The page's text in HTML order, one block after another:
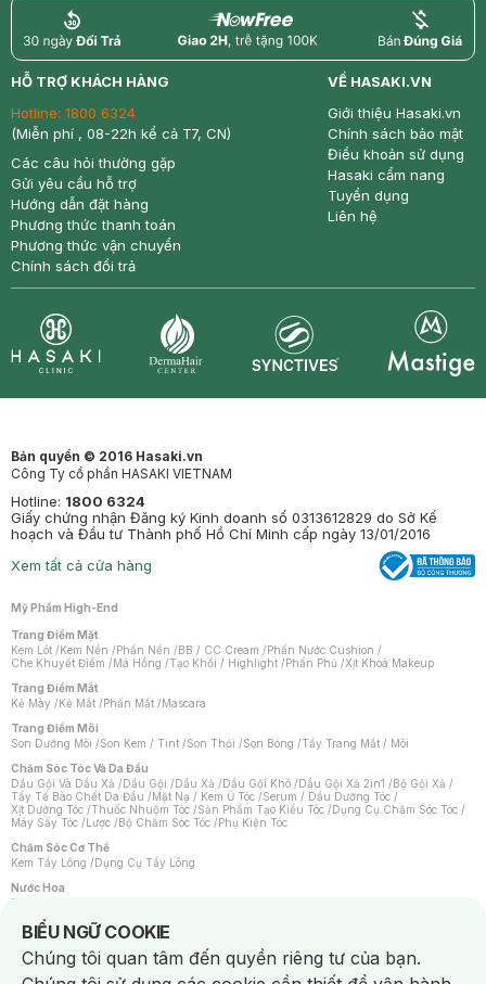
return nowfree price
HỖ TRỢ KHÁCH HÀNG
Hotline: 1800 6324
(Miễn phí , 08-22h kể cả T7, CN)
Các câu hỏi thường gặp
Gửi yêu cầu hỗ trợ
Hướng dẫn đặt hàng
Phương thức thanh toán
Phương thức vận chuyển
Chính sách đổi trả
VỀ HASAKI.VN
Giới thiệu Hasaki.vn
Chính sách bảo mật
Điều khoản sử dụng
Hasaki cẩm nang
Tuyển dụng
Liên hệ
Bản quyền © 2016 Hasaki.vn
Công Ty cổ phần HASAKI VIETNAM
Hotline: 1800 6324
Giấy chứng nhận Đăng ký Kinh doanh số 0313612829 do Sở Kế
hoạch và Đầu tư Thành phố Hồ Chí Minh cấp ngày 13/01/2016
Xem tất cả cửa hàng
Mỹ Phẩm High-End
Trang Điểm Mặt
Kem Lót /Kem Nền /Phấn Nền /BB / CC Cream /Phấn Nước Cushion /
Che Khuyết Điểm /Má Hồng /Tạo Khối / Highlight /Phấn Phủ /Xịt Khoá Makeup
Trang Điểm Mắt
Kẻ Mày /Kẻ Mắt /Phấn Mắt /Mascara
Trang Điểm Môi
Son Dưỡng Môi /Son Kem / Tint /Son Thỏi /Son Bóng /Tẩy Trang Mắt / Môi
Chăm Sóc Tóc Và Da Đầu
Dầu Gội Và Dầu Xả /Dầu Gội /Dầu Xả /Dầu Gội Khô /Dầu Gội Xả 2in1 /Bộ Gội Xả /
Tẩy Tế Bào Chết Da Đầu /Mặt Nạ / Kem Ủ Tóc /Serum / Dầu Dưỡng Tóc /
Xịt Dưỡng Tóc /Thuốc Nhuộm Tóc /Sản Phẩm Tạo Kiểu Tóc /Dụng Cụ Chăm Sóc Tóc /
Máy Sấy Tóc /Lược /Bộ Chăm Sóc Tóc /Phụ Kiện Tóc
Chăm Sóc Cơ Thể
Kem Tẩy Lông /Dụng Cụ Tẩy Lông
Nước Hoa
Nước Hoa Nữ
Chăm Sóc Cá Nhân
Chống Muỗi /Khẩu Trang /Máy Massage/Mặt Nạ Xông Hơi /Nước Rửa Tay/
Sản Phẩm Chăm Sóc Khác /Bàn Chải Đánh Răng /Bàn Chải Điện/
BIỂU NGỮ COOKIE
Notice about cookies usage
Chúng tôi quan tâm đến quyền riêng tư của bạn.